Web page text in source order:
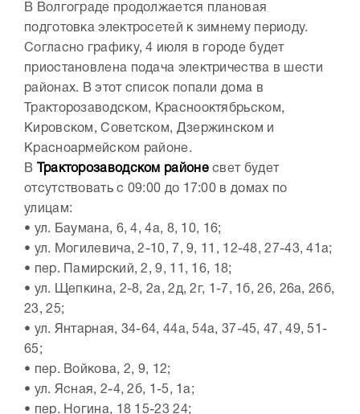
В Волгограде продолжается плановая
подготовка электросетей к зимнему периоду.
Согласно графику, 4 июля в городе будет
приостановлена подача электричества в шести
районах. В этот список попали дома в
Тракторозаводском, Краснооктябрьском,
Кировском, Советском, Дзержинском и
Красноармейском районе.
В
Тракторозаводском районесвет будет
отсутствовать с 09:00 до 17:00 в домах по
улицам:
• ул. Баумана, 6, 4, 4а, 8, 10, 16;
• ул. Могилевича, 2-10, 7, 9, 11, 12-48, 27-43, 41а;
• пер. Памирский, 2, 9, 11, 16, 18;
• ул. Щепкина, 2-8, 2а, 2д, 2г, 1-7, 1б, 26, 26а, 26б,
23, 25;
• ул. Янтарная, 34-64, 44а, 54а, 37-45, 47, 49, 51-
65;
• пер. Войкова, 2, 9, 12;
• ул. Ясная, 2-4, 2б, 1-5, 1а;
• пер. Ногина, 18 15-23 24;